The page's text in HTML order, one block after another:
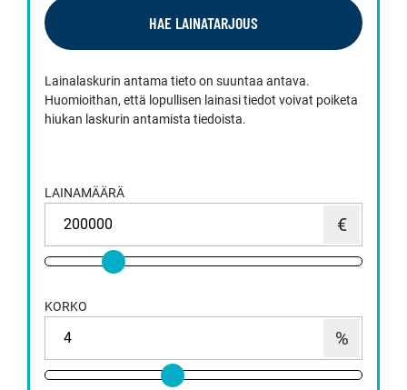
HAE LAINATARJOUS
Lainalaskurin antama tieto on suuntaa antava.
Huomioithan, että lopullisen lainasi tiedot voivat poiketa
hiukan laskurin antamista tiedoista.
LAINAMÄÄRÄ
KORKO